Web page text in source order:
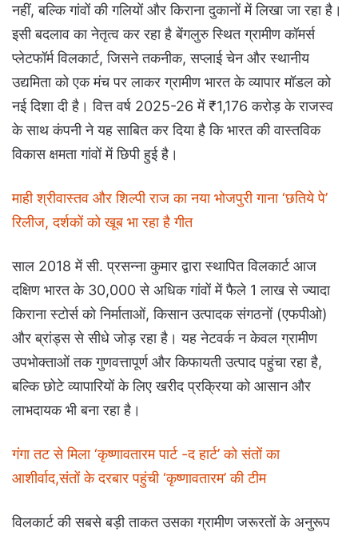
नहीं, बल्कि गांवों की गलियों और किराना दुकानों में लिखा जा रहा है।
इसी बदलाव का नेतृत्व कर रहा है बेंगलुरु स्थित ग्रामीण कॉमर्स
प्लेटफॉर्म विलकार्ट, जिसने तकनीक, सप्लाई चेन और स्थानीय
उद्यमिता को एक मंच पर लाकर ग्रामीण भारत के व्यापार मॉडल को
नई दिशा दी है। वित्त वर्ष 2025-26 में ₹1,176 करोड़ के राजस्व
के साथ कंपनी ने यह साबित कर दिया है कि भारत की वास्तविक
विकास क्षमता गांवों में छिपी हुई है।
माही श्रीवास्तव और शिल्पी राज का नया भोजपुरी गाना ‘छतिये पे’
रिलीज, दर्शकों को खूब भा रहा है गीत
साल 2018 में सी. प्रसन्ना कुमार द्वारा स्थापित विलकार्ट आज
दक्षिण भारत के 30,000 से अधिक गांवों में फैले 1 लाख से ज्यादा
किराना स्टोर्स को निर्माताओं, किसान उत्पादक संगठनों (एफपीओ)
और ब्रांड्स से सीधे जोड़ रहा है। यह नेटवर्क न केवल ग्रामीण
उपभोक्ताओं तक गुणवत्तापूर्ण और किफायती उत्पाद पहुंचा रहा है,
बल्कि छोटे व्यापारियों के लिए खरीद प्रक्रिया को आसान और
लाभदायक भी बना रहा है।
गंगा तट से मिला ‘कृष्णावतारम पार्ट -द हार्ट’ को संतों का
आशीर्वाद,संतों के दरबार पहुंची ‘कृष्णावतारम’ की टीम
विलकार्ट की सबसे बड़ी ताकत उसका ग्रामीण जरूरतों के अनुरूप